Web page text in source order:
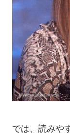
では、読みや